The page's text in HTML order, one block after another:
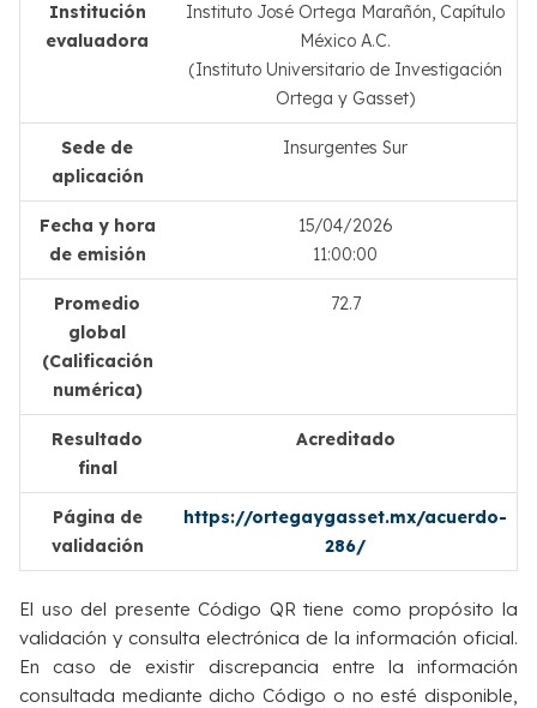
Institución
evaluadora
Instituto José Ortega Marañón, Capítulo
México A.C.
(Instituto Universitario de Investigación
Ortega y Gasset)
Sede de
aplicación
Insurgentes Sur
Fecha y hora
de emisión
15/04/2026
11:00:00
Promedio
global
(Calificación
numérica)
72.7
Resultado
final
Acreditado
Página de
validación
https://ortegaygasset.mx/acuerdo-
286/
El uso del presente Código QR tiene como propósito la
validación y consulta electrónica de la información oficial.
En caso de existir discrepancia entre la información
consultada mediante dicho Código o no esté disponible,